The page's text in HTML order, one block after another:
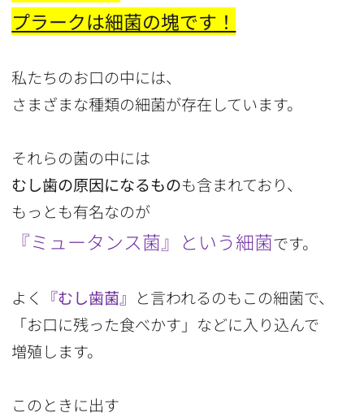
プラークは細菌の塊です！
私たちのお口の中には、
さまざまな種類の細菌が存在しています。
それらの菌の中には
むし歯の原因になるものも含まれており、
もっとも有名なのが
『ミュータンス菌』という細菌です。
よく 『むし歯菌』 と言われるのもこの細菌で、
「お口に残った食べかす」などに入り込んで
増殖します。
このときに出す